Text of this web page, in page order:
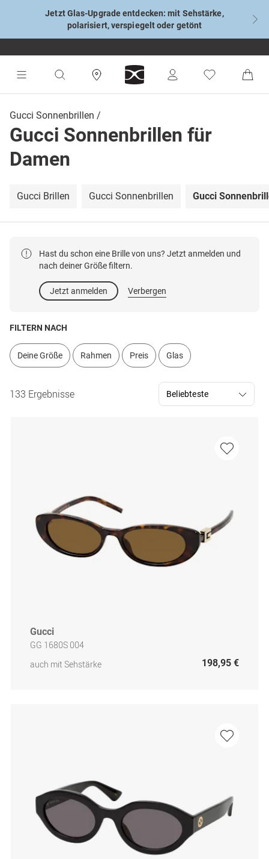
Jetzt Glas-Upgrade entdecken: mit Sehstärke,
polarisiert, verspiegelt oder getönt
Gucci Sonnenbrillen
Gucci Sonnenbrillen für
Damen
Gucci Brillen Gucci Sonnenbrillen Gucci
Hast du schon eine Brille von uns? Jetzt anmelden und
nach deiner Größe filtern.
Jetzt anmelden Verbergen
FILTERN NACH
Deine Größe Rahmen Preis Glas
133 Ergebnisse
Gucci
GG 1680S 004
auch mit Sehstärke
198,95 €